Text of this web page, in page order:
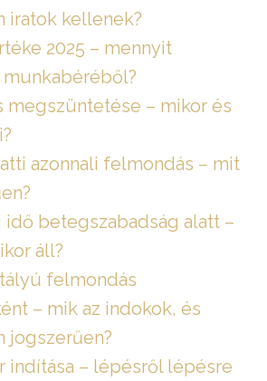
iratok kellenek?
2025 – mennyit
munkabéréből?
megszüntetése – mikor és
azonnali felmondás – mit
idő betegszabadság alatt –
áll?
felmondás
– mik az indokok, és
jogszerűen?
indítása – lépésről lépésre